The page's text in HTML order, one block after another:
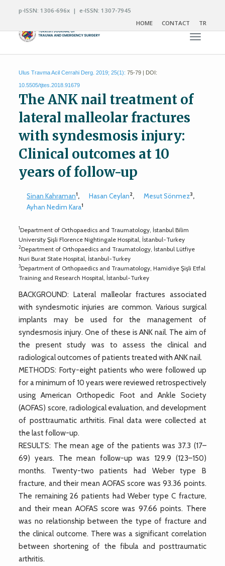
p-ISSN: 1306-696x | e-ISSN: 1307-7945
HOME
CONTACT TR
Toggle
Ulus Travma Acil Cerrahi Derg. 2019; 25(1): 75-79 | DOI:
10.5505/tjtes.2018.91679
The ANK nail treatment of
lateral malleolar fractures
with syndesmosis injury:
Clinical outcomes at 10
years of follow-up
Sinan Kahraman1, Hasan Ceylan2, Mesut Sönmez3,
Ayhan Nedim Kara1
1Department of Orthopaedics and Traumatology, İstanbul Bilim
University Şişli Florence Nightingale Hospital, İstanbul-Turkey
2Department of Orthopaedics and Traumatology, İstanbul Lütfiye
Nuri Burat State Hospital, İstanbul-Turkey
3Department of Orthopaedics and Traumatology, Hamidiye Şişli Etfal
Training and Research Hospital, İstanbul-Turkey
BACKGROUND: Lateral malleolar fractures associated
with syndesmotic injuries are common. Various surgical
implants may be used for the management of
syndesmosis injury. One of these is ANK nail. The aim of
the present study was to assess the clinical and
radiological outcomes of patients treated with ANK nail.
METHODS: Forty-eight patients who were followed up
for a minimum of 10 years were reviewed retrospectively
using American Orthopedic Foot and Ankle Society
(AOFAS) score, radiological evaluation, and development
of posttraumatic arthritis. Final data were collected at
the last follow-up.
RESULTS: The mean age of the patients was 37.3 (17–
69) years. The mean follow-up was 129.9 (123–150)
months. Twenty-two patients had Weber type B
fracture, and their mean AOFAS score was 93.36 points.
The remaining 26 patients had Weber type C fracture,
and their mean AOFAS score was 97.66 points. There
was no relationship between the type of fracture and
the clinical outcome. There was a significant correlation
between shortening of the fibula and posttraumatic
arthritis.